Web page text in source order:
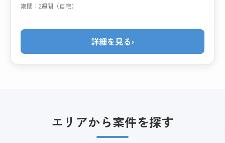
期間：2週間（自宅）
詳細を見る›
エリアから案件を探す